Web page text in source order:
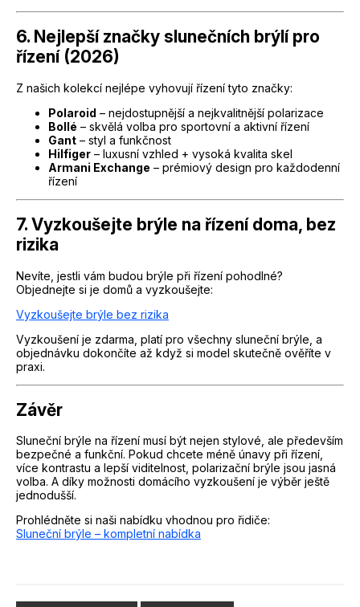
6. Nejlepší značky slunečních brýlí pro
řízení (2026)
Z našich kolekcí nejlépe vyhovují řízení tyto značky:
Polaroid – nejdostupnější a nejkvalitnější polarizace
Bollé – skvělá volba pro sportovní a aktivní řízení
Gant – styl a funkčnost
Hilfiger – luxusní vzhled + vysoká kvalita skel
Armani Exchange – prémiový design pro každodenní
řízení
7. Vyzkoušejte brýle na řízení doma, bez
rizika
Nevíte, jestli vám budou brýle při řízení pohodlné?
Objednejte si je domů a vyzkoušejte:
Vyzkoušejte brýle bez rizika
Vyzkoušení je zdarma, platí pro všechny sluneční brýle, a
objednávku dokončíte až když si model skutečně ověříte v
praxi.
Závěr
Sluneční brýle na řízení musí být nejen stylové, ale především
bezpečné a funkční. Pokud chcete méně únavy při řízení,
více kontrastu a lepší viditelnost, polarizační brýle jsou jasná
volba. A díky možnosti domácího vyzkoušení je výběr ještě
jednodušší.
Prohlédněte si naši nabídku vhodnou pro řidiče:
Sluneční brýle – kompletní nabídka